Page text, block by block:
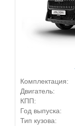
Комплектация:
Двигатель:
КПП:
Год выпуска:
Тип кузова: